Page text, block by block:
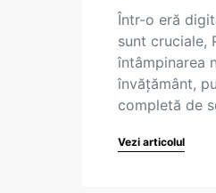
Într-o eră
sunt cruciale,
întâmpinarea
învățământ,
completă de
Vezi articolul